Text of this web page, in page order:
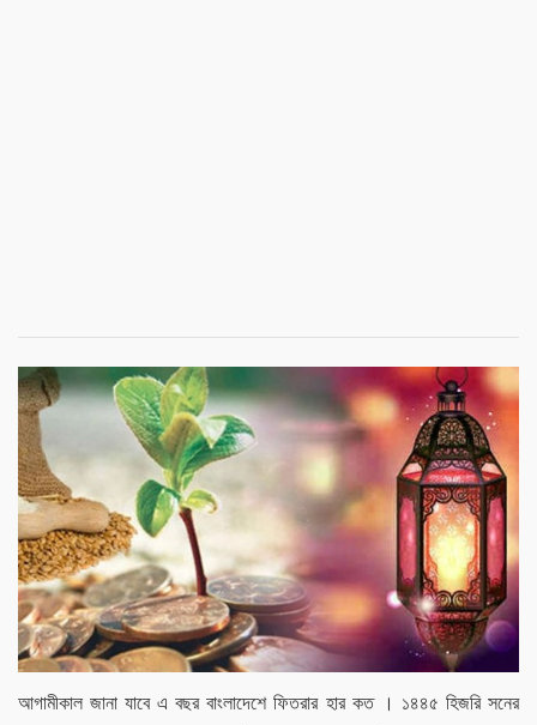
আগামীকাল জানা যাবে এ বছর বাংলাদেশে ফিতরার হার কত । ১৪৪৫ হিজরি সনের